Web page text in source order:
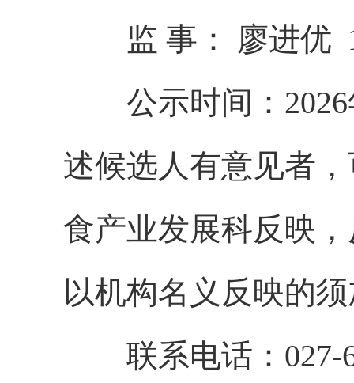
监 事： 廖进优
公示时间：2026
述候选人有意见者
食产业发展科反映
以机构名义反映的
联系电话：027-